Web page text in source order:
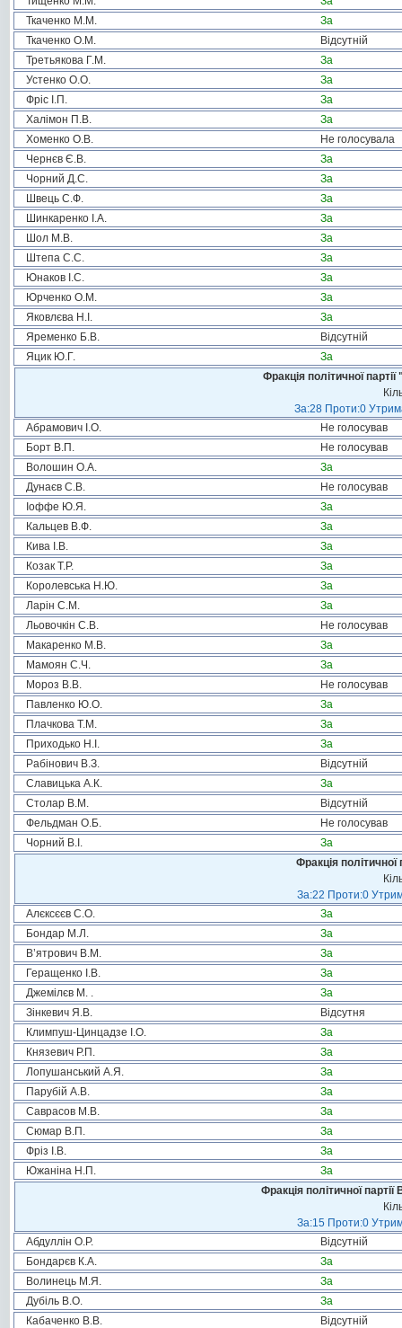
Ткаченко М.М.
За
Ткаченко О.М.
Відсутній
Третьякова Г.М.
За
Устенко О.О.
За
Фріс І.П.
За
Халімон П.В.
За
Хоменко О.В.
Не голосувала
Чернєв Є.В.
За
Чорний Д.С.
За
Швець С.Ф.
За
Шинкаренко І.А.
За
Шол М.В.
За
Штепа С.С.
За
Юнаков І.С.
За
Юрченко О.М.
За
Яковлєва Н.І.
За
Яременко Б.В.
Відсутній
Яцик Ю.Г.
За
Фракція політичної
За:28 Проти:0
Абрамович І.О.
Не голосував
Борт В.П.
Не голосував
Волошин О.А.
За
Дунаєв С.В.
Не голосував
Іоффе Ю.Я.
За
Кальцев В.Ф.
За
Кива І.В.
За
Козак Т.Р.
За
Королевська Н.Ю.
За
Ларін С.М.
За
Льовочкін С.В.
Не голосував
Макаренко М.В.
За
Мамоян С.Ч.
За
Мороз В.В.
Не голосував
Павленко Ю.О.
За
Плачкова Т.М.
За
Приходько Н.І.
За
Рабінович В.З.
Відсутній
Славицька А.К.
За
Столар В.М.
Відсутній
Фельдман О.Б.
Не голосував
Чорний В.І.
За
Фракція
За:22 Проти:0
Алєксєєв С.О.
За
Бондар М.Л.
За
В’ятрович В.М.
За
Геращенко І.В.
За
Джемілєв М. .
За
Зінкевич Я.В.
Відсутня
Климпуш-Цинцадзе І.О.
За
Князевич Р.П.
За
Лопушанський А.Я.
За
Парубій А.В.
За
Саврасов М.В.
За
Сюмар В.П.
За
Фріз І.В.
За
Южаніна Н.П.
За
Фракція політичної
За:15 Проти:0
Абдуллін О.Р.
Відсутній
Бондарєв К.А.
За
Волинець М.Я.
За
Дубіль В.О.
За
Кабаченко В.В.
Відсутній